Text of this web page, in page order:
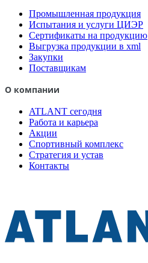
Промышленная продукция
Испытания и услуги ЦИЭР
Сертификаты на продукцию
Выгрузка продукции в xml
Закупки
Поставщикам
О компании
ATLANT сегодня
Работа и карьера
Акции
Спортивный комплекс
Стратегия и устав
Контакты